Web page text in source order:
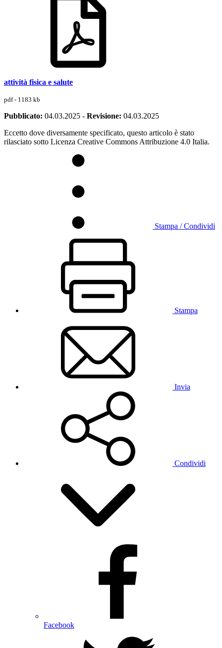
attività fisica e salute
pdf - 1183 kb
Pubblicato: 04.03.2025 - Revisione: 04.03.2025
Eccetto dove diversamente specificato, questo articolo è stato
rilasciato sotto Licenza Creative Commons Attribuzione 4.0 Italia.
Stampa / Condividi
Stampa
Invia
Condividi
Facebook